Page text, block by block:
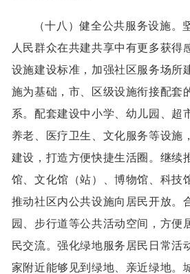
（十八）健全公共服务设施。
人民群众在共建共享中有更多获得
设施建设标准，加强社区服务场所
施为基础，市、区级设施衔接配套
系。配套建设中小学、幼儿园、超
养老、医疗卫生、文化服务等设施
建设，打造方便快捷生活圈。继续
馆、文化馆（站）、博物馆、科技
推动社区内公共设施向居民开放。
园、步行道等公共活动空间，方便
民交流。强化绿地服务居民日常活
家附近能够见到绿地、亲近绿地。